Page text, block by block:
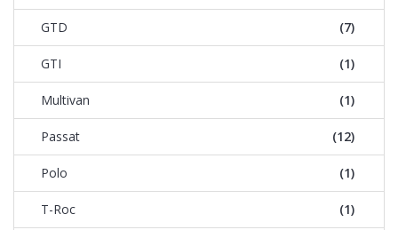
GTD (7)
GTI (1)
Multivan (1)
Passat (12)
Polo (1)
T-Roc (1)